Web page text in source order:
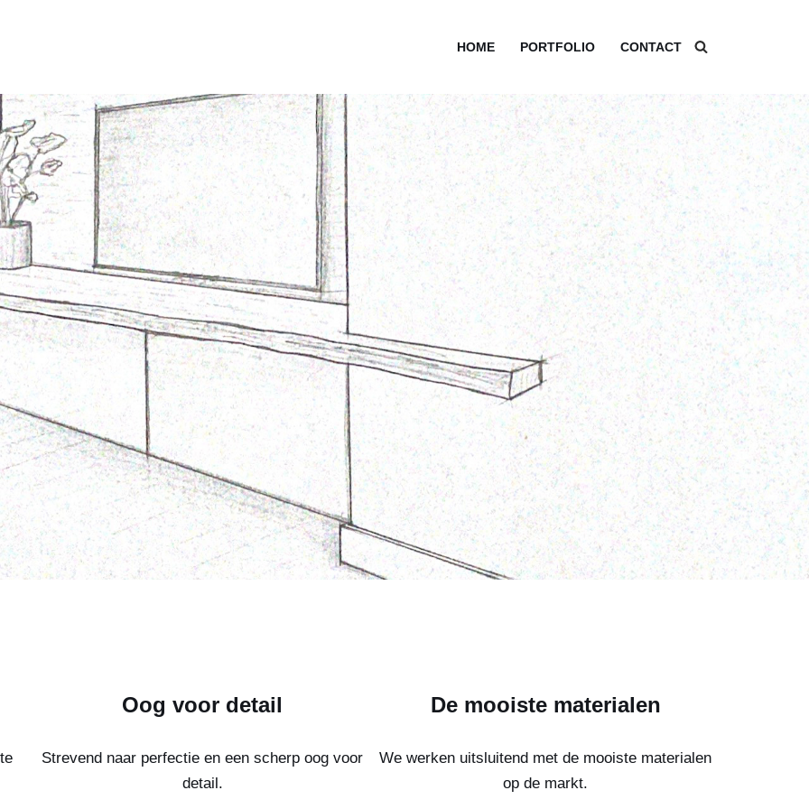
HOME PORTFOLIO CONTACT
Oog voor detail
Strevend naar perfectie en een scherp oog voor
detail.
De mooiste materialen
We werken uitsluitend met de mooiste materialen
op de markt.